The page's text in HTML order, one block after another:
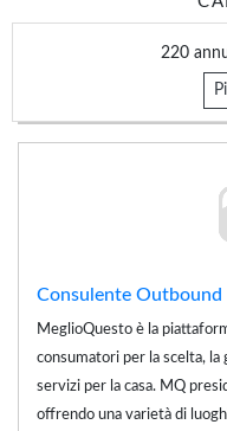
220
Consulente
MeglioQuesto è la
consumatori per la scelta,
servizi per la casa. MQ
offrendo una varietà di